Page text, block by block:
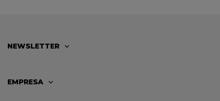
NEWSLETTER
EMPRESA